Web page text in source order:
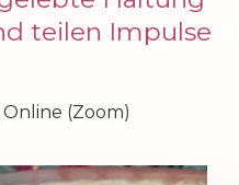
teilen Impulse
Online (Zoom)